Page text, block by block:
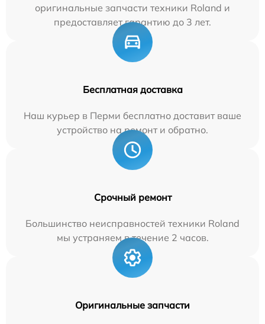
оригинальные запчасти техники Roland и
предоставляет гарантию до 3 лет.
Бесплатная доставка
Наш курьер в Перми бесплатно доставит ваше
устройство на ремонт и обратно.
Срочный ремонт
Большинство неисправностей техники Roland
мы устраняем в течение 2 часов.
Оригинальные запчасти